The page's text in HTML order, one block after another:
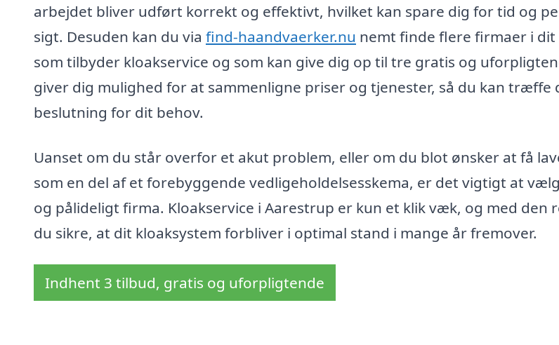
arbejdet bliver udført korrekt og effektivt, hvilket kan spare dig for tid og
sigt. Desuden kan du via find-haandvaerker.nu nemt finde flere firmaer i
som tilbyder kloakservice og som kan give dig op til tre gratis og
giver dig mulighed for at sammenligne priser og tjenester, så du kan træffe
beslutning for dit behov.
Uanset om du står overfor et akut problem, eller om du blot ønsker at få
som en del af et forebyggende vedligeholdelsesskema, er det vigtigt at
og pålideligt firma. Kloakservice i Aarestrup er kun et klik væk, og med den
du sikre, at dit kloaksystem forbliver i optimal stand i mange år fremover.
Indhent 3 tilbud, gratis og uforpligtende